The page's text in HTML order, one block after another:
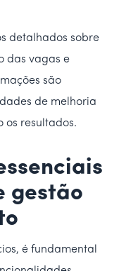
detalhados sobre
das vagas e
são
de melhoria
os resultados.
gestão
é fundamental